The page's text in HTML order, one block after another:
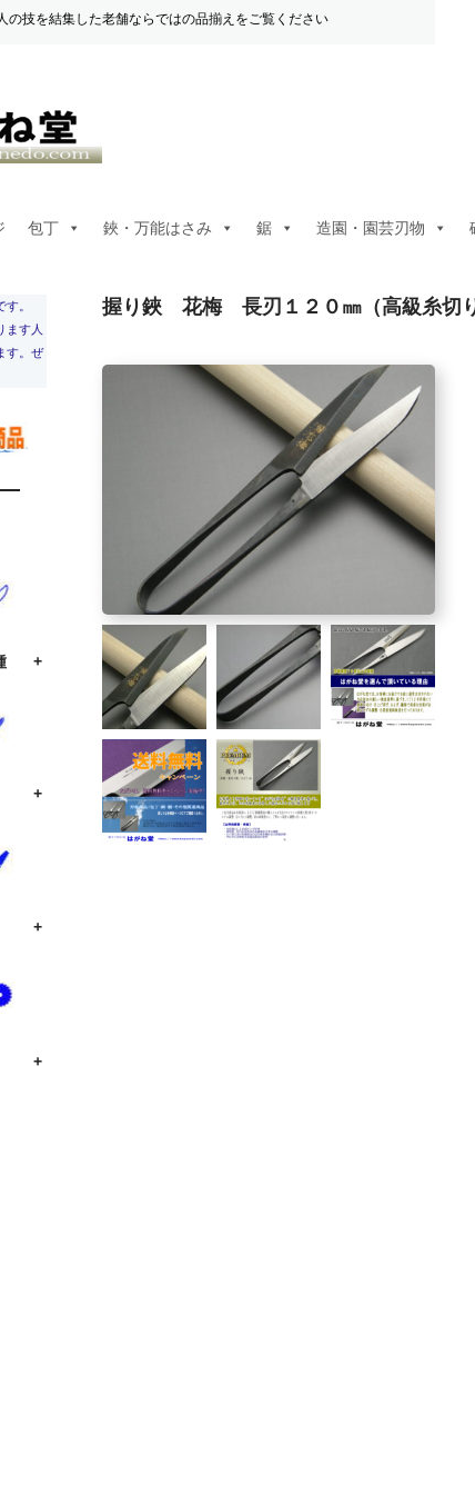
の技を結集した老舗ならではの品揃えをご覧ください
包丁 鋏・万能はさみ 鋸 造園・園芸刃物
握り鋏 花梅 長刃１２０㎜（高級糸切り
。
ます人
す。ぜ
+
+
+
+